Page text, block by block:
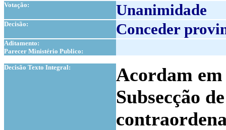
Votação: Unanimidade
Decisão: Conceder
Aditamento:
Parecer Ministério Publico:
Decisão Texto Integral:
Acordam em
Subsecção